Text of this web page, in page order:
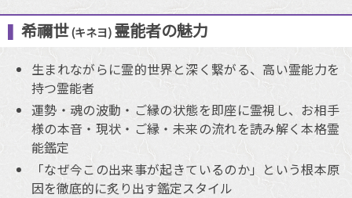
希禰世(キネヨ) 霊能者の魅力
生まれながらに霊的世界と深く繋がる、高い霊能力を
持つ霊能者
運勢・魂の波動・ご縁の状態を即座に霊視し、お相手
様の本音・現状・ご縁・未来の流れを読み解く本格霊
能鑑定
「なぜ今この出来事が起きているのか」という根本原
因を徹底的に炙り出す鑑定スタイル